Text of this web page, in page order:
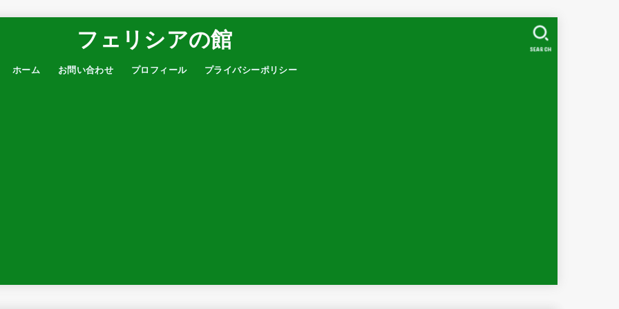
フェリシアの館
ホーム お問い合わせ プロフィール プライバシーポリシー
SEARCH